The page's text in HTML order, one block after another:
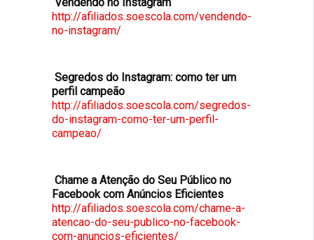
Vendendo no Instagram
http://afiliados.soescola.com/vendendo-
no-instagram/
Segredos do Instagram: como ter um
perfil campeão
http://afiliados.soescola.com/segredos-
do-instagram-como-ter-um-perfil-
campeao/
Chame a Atenção do Seu Público no
Facebook com Anúncios Eficientes
http://afiliados.soescola.com/chame-a-
atencao-do-seu-publico-no-facebook-
com-anuncios-eficientes/